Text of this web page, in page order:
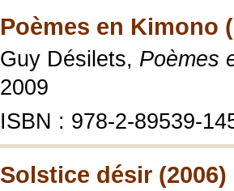
Poèmes en Kimono
Guy Désilets, Poèmes
2009
ISBN : 978-2-89539-
Solstice désir (2006)